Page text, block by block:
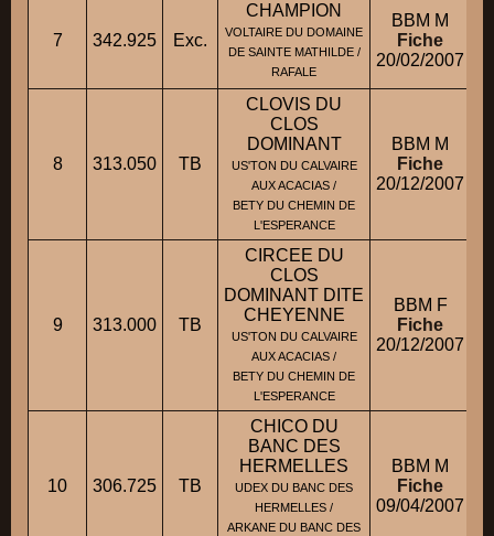
7 342.925 Exc.
CHAMPION
VOLTAIRE DU DOMAINE
DE SAINTE MATHILDE /
RAFALE
BBM M
Fiche
20/02/2007
8 313.050 TB
CLOVIS DU
CLOS
DOMINANT
US'TON DU CALVAIRE
AUX ACACIAS /
BETY DU CHEMIN DE
L'ESPERANCE
BBM M
Fiche
20/12/2007
9 313.000 TB
CIRCEE DU
CLOS
DOMINANT DITE
CHEYENNE
US'TON DU CALVAIRE
AUX ACACIAS /
BETY DU CHEMIN DE
L'ESPERANCE
BBM F
Fiche
20/12/2007
10 306.725 TB
CHICO DU
BANC DES
HERMELLES
UDEX DU BANC DES
HERMELLES /
ARKANE DU BANC DES
BBM M
Fiche
09/04/2007